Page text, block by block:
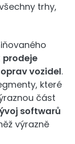
trhy,
prodeje
vozidel.
které
část
softwarů
výrazně